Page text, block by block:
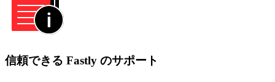
信頼できる Fastly のサポート